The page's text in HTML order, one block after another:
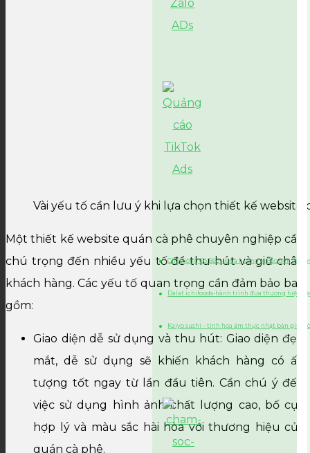
Cháo lòng Cô Béo – Đưa hương vị Bắc đến với
Dalat ichifoods-hành trình đưa thương hiệu
Kaiyo sushi – tinh hoa ẩm thực nhật bản giữa
Vài yếu tố cần lưu ý khi lựa chọn thiết kế website
Một thiết kế website quán cà phê chuyên nghiệp cần
chú trọng đến nhiều yếu tố để thu hút và giữ chân
khách hàng. Các yếu tố quan trọng cần đảm bảo bao
gồm:
Giao diện dễ sử dụng và thu hút: Giao diện đẹp
mắt, dễ sử dụng sẽ khiến khách hàng có ấn
tượng tốt ngay từ lần đầu tiên. Cần chú ý đến
việc sử dụng hình ảnh chất lượng cao, bố cục
hợp lý và màu sắc hài hòa với thương hiệu của
quán cà phê.